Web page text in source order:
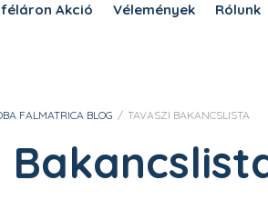
féláron Akció Vélemények Rólunk
FALMATRICA BLOG / TAVASZI BAKANCSLISTA